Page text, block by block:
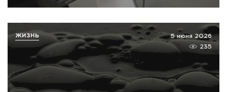
5 июня 2026
235
ЖИЗНЬ